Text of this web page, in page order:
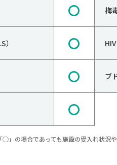
〇
） 〇
〇
〇
梅
ブ
の場合であっても施設の受入れ状況